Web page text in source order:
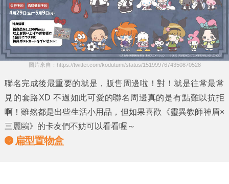
圖片來自：https://twitter.com/kodutumi/status/1519997674350870528
聯名完成後最重要的就是，販售周邊啦！對！就是往常最常
見的套路XD 不過如此可愛的聯名周邊真的是有點難以抗拒
啊！雖然都是出些生活小用品，但如果喜歡《靈異教師神眉×
三麗鷗》的卡友們不妨可以看看喔～
扁型置物盒